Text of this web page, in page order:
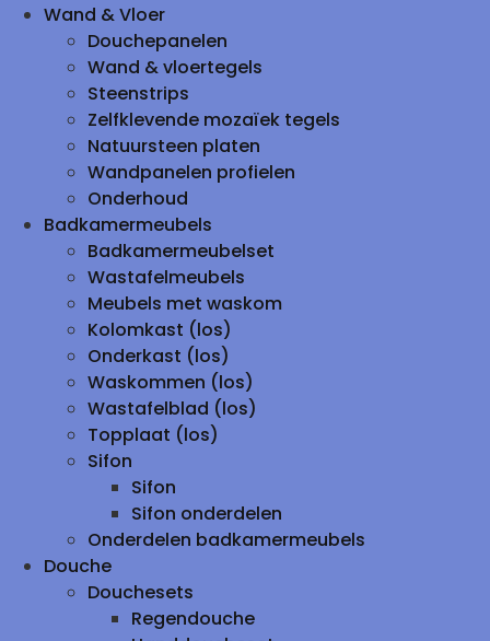
Wand & Vloer
Douchepanelen
Wand & vloertegels
Steenstrips
Zelfklevende mozaïek tegels
Natuursteen platen
Wandpanelen profielen
Onderhoud
Badkamermeubels
Badkamermeubelset
Wastafelmeubels
Meubels met waskom
Kolomkast (los)
Onderkast (los)
Waskommen (los)
Wastafelblad (los)
Topplaat (los)
Sifon
Sifon
Sifon onderdelen
Onderdelen badkamermeubels
Douche
Douchesets
Regendouche